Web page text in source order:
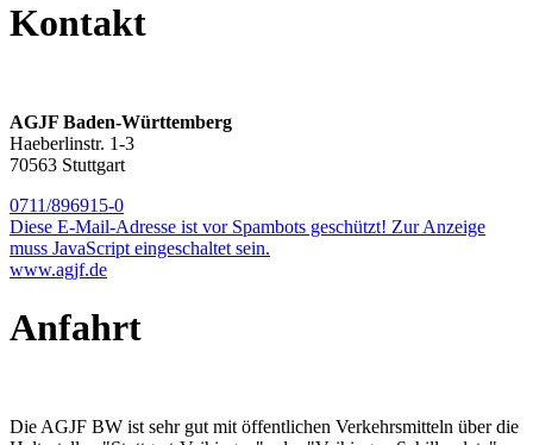
Kontakt
AGJF Baden-Württemberg
Haeberlinstr. 1-3
70563 Stuttgart
0711/896915-0
Diese E-Mail-Adresse ist vor Spambots geschützt! Zur Anzeige
muss JavaScript eingeschaltet sein.
www.agjf.de
Anfahrt
Die AGJF BW ist sehr gut mit öffentlichen Verkehrsmitteln über die